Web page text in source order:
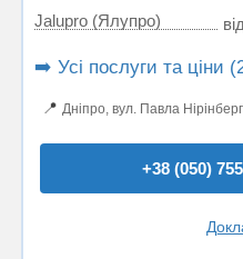
Jalupro (Ялупро)
➡️ Усі послуги та ціни
📍 Дніпро, вул. Павла
+38 (050)